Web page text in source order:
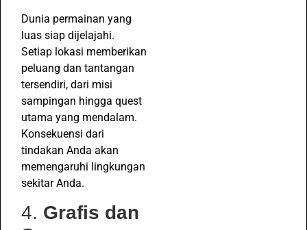
Dunia permainan yang
luas siap dijelajahi.
Setiap lokasi memberikan
peluang dan tantangan
tersendiri, dari misi
sampingan hingga quest
utama yang mendalam.
Konsekuensi dari
tindakan Anda akan
memengaruhi lingkungan
sekitar Anda.
4. Grafis dan